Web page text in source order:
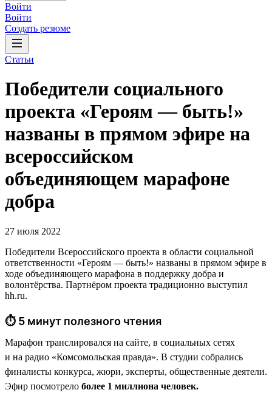
Войти
Войти
Создать резюме
Статьи
Победители социального
проекта «Героям — быть!»
названы в прямом эфире на
всероссийском
объединяющем марафоне
добра
27 июля 2022
Победители Всероссийского проекта в области социальной
ответственности «Героям — быть!» названы в прямом эфире в
ходе объединяющего марафона в поддержку добра и
волонтёрства. Партнёром проекта традиционно выступил
hh.ru.
⏱ 5 минут полезного чтения
Марафон транслировался на сайте, в социальных сетях
и на радио «Комсомольская правда». В студии собрались
финалисты конкурса, жюри, эксперты, общественные деятели.
Эфир посмотрело более 1 миллиона человек.